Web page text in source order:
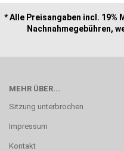
* Alle Preisangaben incl.
Nachnahmegebühren,
MEHR ÜBER...
Sitzung unterbrochen
Impressum
Kontakt